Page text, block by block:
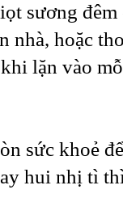
sương
nhà, hoặc
lặn vào
sức khoẻ
hui nhị tì